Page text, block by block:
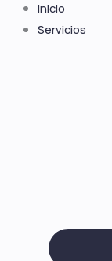
Inicio
Servicios